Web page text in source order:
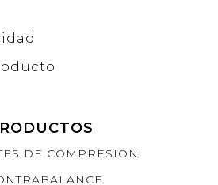
DE COMPRESIÓN